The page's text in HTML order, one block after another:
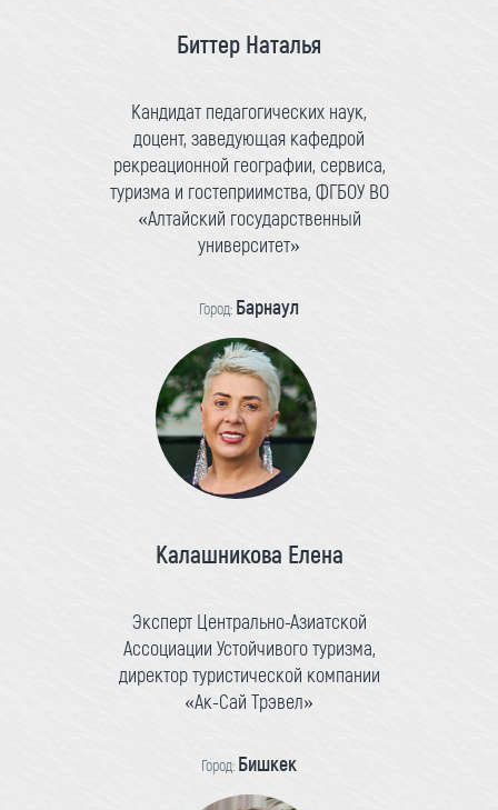
Биттер Наталья
Кандидат педагогических наук,
доцент, заведующая кафедрой
рекреационной географии, сервиса,
туризма и гостеприимства, ФГБОУ ВО
«Алтайский государственный
университет»
Город: Барнаул
Калашникова Елена
Эксперт Центрально-Азиатской
Ассоциации Устойчивого туризма,
директор туристической компании
«Ак-Сай Трэвел»
Город: Бишкек